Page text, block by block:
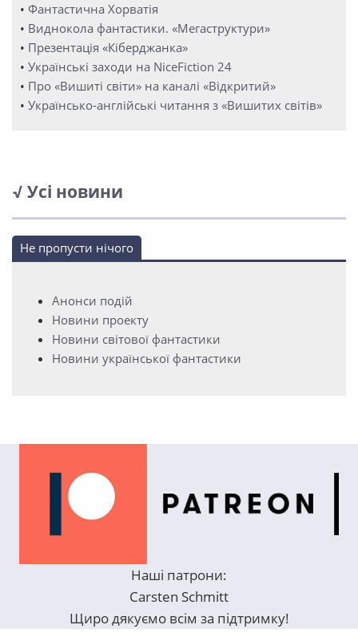
• Фантастична Хорватія
• Виднокола фантастики. «Мегаструктури»
• Презентація «Кіберджанка»
• Українські заходи на NiceFiction 24
• Про «Вишиті світи» на каналі «Відкритий»
• Українсько-англійські читання з «Вишитих світів»
√ Усі новини
Не пропусти нічого
Анонси подій
Новини проекту
Новини світової фантастики
Новини української фантастики
Наші патрони:
Carsten Schmitt
Щиро дякуємо всім за підтримку!